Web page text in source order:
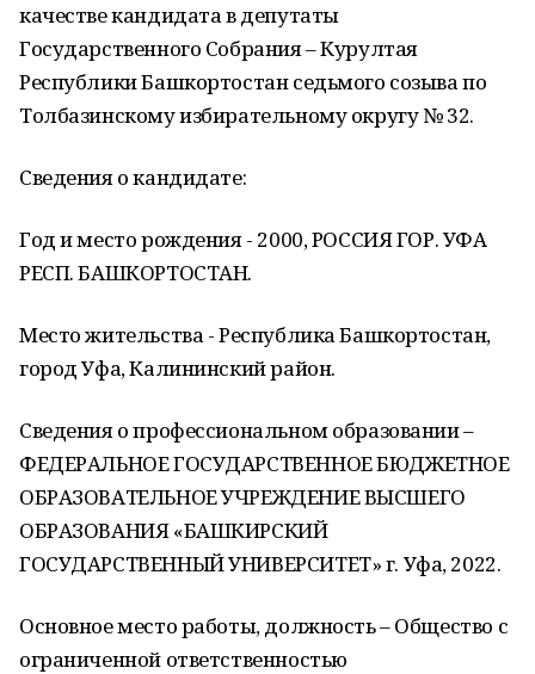
качестве кандидата в депутаты
Государственного Собрания – Курултая
Республики Башкортостан седьмого созыва по
Толбазинскому избирательному округу № 32.
Сведения о кандидате:
Год и место рождения - 2000, РОССИЯ ГОР. УФА
РЕСП. БАШКОРТОСТАН.
Место жительства - Республика Башкортостан,
город Уфа, Калининский район.
Сведения о профессиональном образовании –
ФЕДЕРАЛЬНОЕ ГОСУДАРСТВЕННОЕ БЮДЖЕТНОЕ
ОБРАЗОВАТЕЛЬНОЕ УЧРЕЖДЕНИЕ ВЫСШЕГО
ОБРАЗОВАНИЯ «БАШКИРСКИЙ
ГОСУДАРСТВЕННЫЙ УНИВЕРСИТЕТ» г. Уфа, 2022.
Основное место работы, должность – Общество с
ограниченной ответственностью